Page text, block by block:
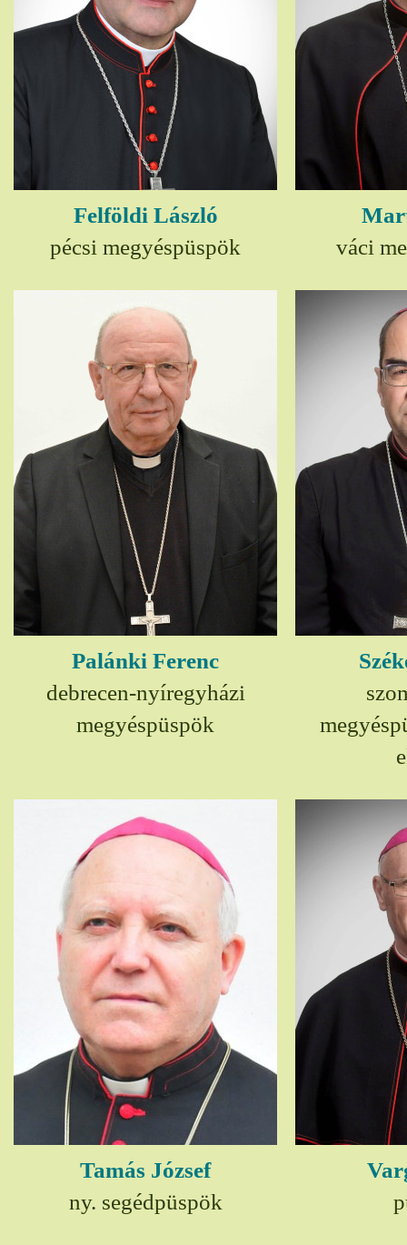
Felföldi László
pécsi megyéspüspök
váci
Palánki Ferenc
debrecen-nyíregyházi
megyéspüspök
Tamás József
ny. segédpüspök